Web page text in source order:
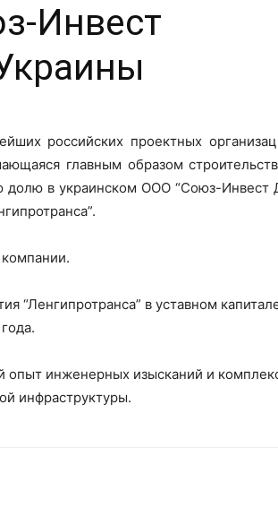
Инвест
российских проектных
главным образом
долю в украинском ООО “Союз-Инвест
“Ленгипротранса” в уставном
опыт инженерных изысканий и
инфраструктуры.